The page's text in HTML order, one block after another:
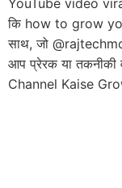
कि how to grow
साथ, जो
आप प्रेरक या तकनीकी
Channel Kaise